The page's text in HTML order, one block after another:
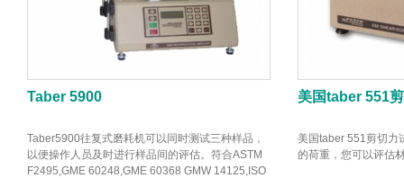
Taber 5900
Taber5900往复式磨耗机可以同时测试三种样品，
以便操作人员及时进行样品间的评估。符合ASTM
F2495,GME 60248,GME 60368 GMW 14125,ISO
美国taber 551
美国taber 551剪切力
的荷重，您可以评估